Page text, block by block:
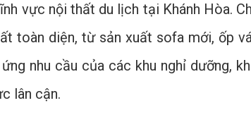
vực nội thất du lịch tại Khánh Hòa.
toàn diện, từ sản xuất sofa mới, ốp
nhu cầu của các khu nghỉ dưỡng,
lân cận.